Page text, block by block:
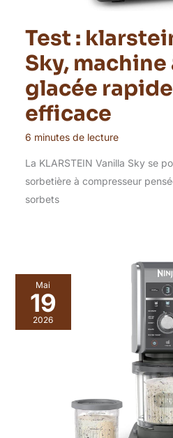
Test :
Sky, machine
glacée
efficace
6 minutes de lecture
La KLARSTEIN Vanilla Sky se
sorbetière à compresseur
sorbets
Mai
19
2026